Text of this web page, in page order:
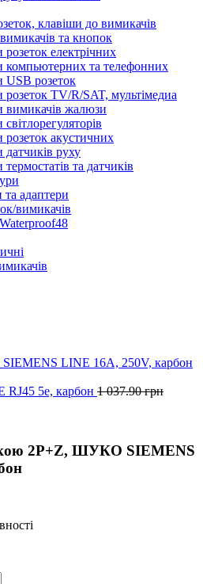
клавіши до вимикачів
та кнопок
електрічних
компьютерних та телефонних
USB розеток
розеток TV/R/SAT, мультімедиа
вимикачів жалюзи
розеток акустичних
руху
та датчиків
адаптери
вимикачів
LINE 16А, 250V, карбон
RJ45 5e, карбон 1 037.90грн
2P+Z, ШУКО SIEMENS